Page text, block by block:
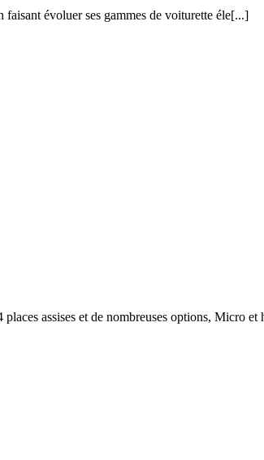
évoluer ses gammes de voiturette éle[...]
assises et de nombreuses options, Micro et